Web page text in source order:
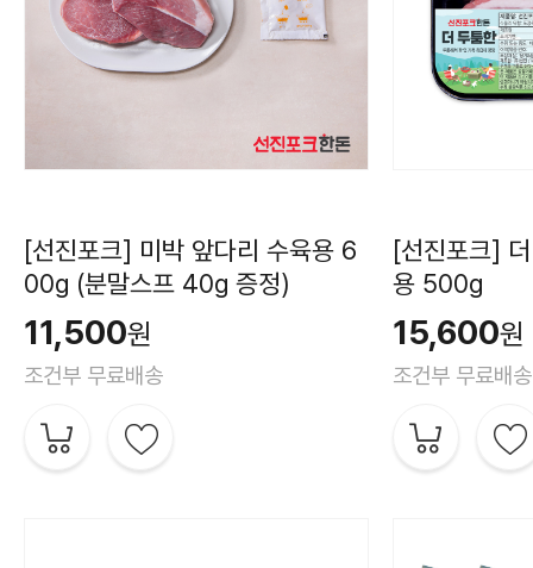
[선진포크] 미박 앞다리 수육용 6
00g (분말스프 40g 증정)
11,500원
조건부 무료배송
[선진포크]
용 500g
15,600원
조건부 무료배송